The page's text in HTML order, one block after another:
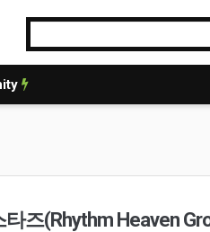
타즈(Rhythm Heaven